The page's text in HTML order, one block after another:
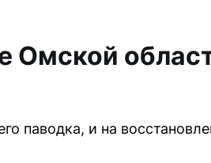
Омской
паводка, и на